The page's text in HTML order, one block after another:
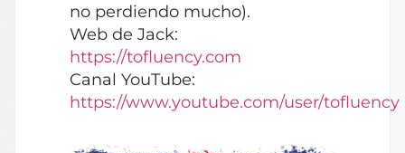
no perdiendo mucho).
Web de Jack:
https://tofluency.com
Canal YouTube:
https://www.youtube.com/user/tofluency